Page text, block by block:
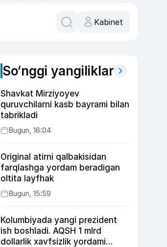
Kabinet
So‘nggi yangiliklar
Shavkat Mirziyoyev
quruvchilarni kasb bayrami bilan
tabrikladi
Bugun, 16:04
Original atirni qalbakisidan
farqlashga yordam beradigan
oltita layfhak
Bugun, 15:59
Kolumbiyada yangi prezident
ish boshladi. AQSH 1 mlrd
dollarlik xavfsizlik yordami